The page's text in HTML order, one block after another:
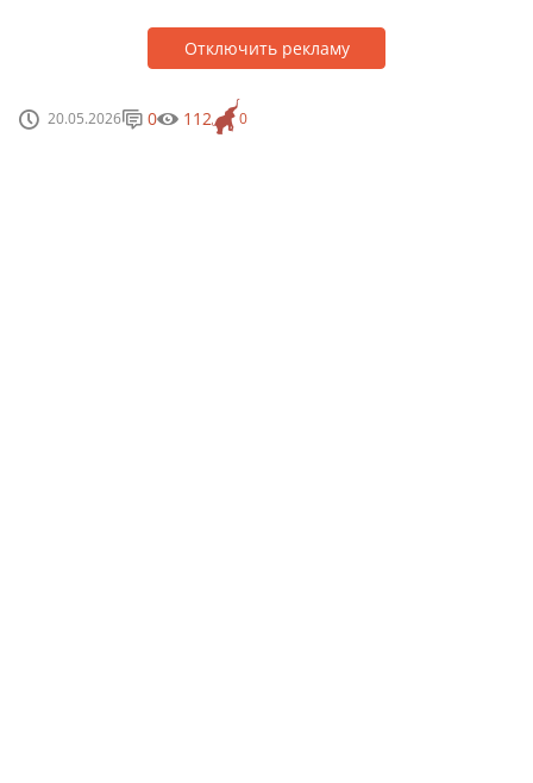
Отключить рекламу
20.05.2026 0
0 112